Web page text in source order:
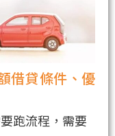
借貸條件、優
跑流程，需要